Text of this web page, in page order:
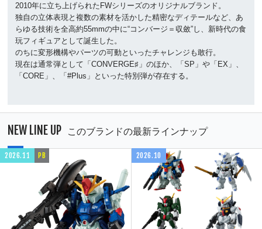
2010年に立ち上げられたFWシリーズのオリジナルブランド。
独自の立体表現と複数の素材を活かした精密なディテールなど、あ
らゆる技術を全高約55mmの中に“コンバージ＝収斂”し、新時代の食
玩フィギュアとして誕生した。
のちに変形機構やパーツの可動といったチャレンジも敢行。
現在は通常弾として「CONVERGE♯」のほか、「SP」や「EX」、
「CORE」、「#Plus」といった特別弾が存在する。
NEW LINE UP このブランドの最新ラインナップ
2026.11 PB 2026.10